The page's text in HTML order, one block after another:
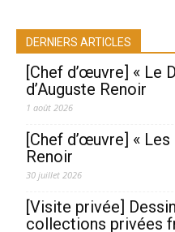
DERNIERS ARTICLES
[Chef d’œuvre] « Le
d’Auguste Renoir
1 août 2026
[Chef d’œuvre] « Les
Renoir
30 juillet 2026
[Visite privée]
collections privées